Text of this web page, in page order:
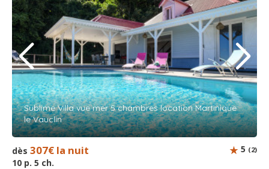
Sublime Villa vue mer 5 chambres location Martinique
le Vauclin
dès 307€ la nuit
10 p. 5 ch.
5 (2)